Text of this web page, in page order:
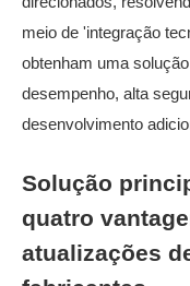
meio de 'integração
obtenham uma
desempenho, alta
desenvolvimento
Solução
quatro
atualizações